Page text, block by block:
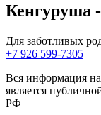
Кенгуруша
Для заботливых
+7 926 599-7305
Вся информация
является
РФ